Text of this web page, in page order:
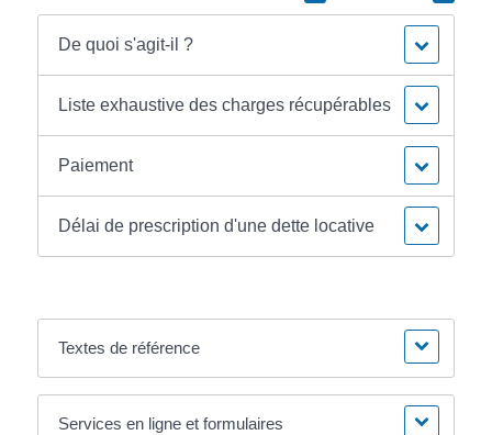
De quoi s'agit-il ?
Liste exhaustive des charges récupérables
Paiement
Délai de prescription d'une dette locative
Textes de référence
Services en ligne et formulaires